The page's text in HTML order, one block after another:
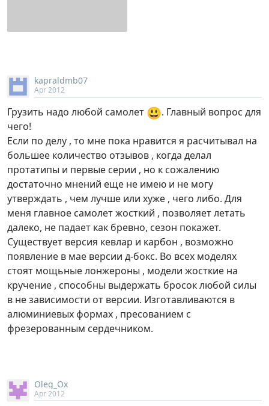
kapraldmb07
Apr 2012
Грузить надо любой самолет 😃. Главный вопрос для
чего!
Если по делу , то мне пока нравится я расчитывал на
большее количество отзывов , когда делал
протатипы и первые серии , но к сожалению
достаточно мнений еще не имею и не могу
утверждать , чем лучше или хуже , чего либо. Для
меня главное самолет жосткий , позволяет летать
далеко, не падает как бревно, сезон покажет.
Существует версия кевлар и карбон , возможно
появление в мае версии д-бокс. Во всех моделях
стоят мощьные лонжероны , модели жосткие на
кручение , способны выдержать бросок любой силы
в не зависимости от версии. Изготавливаются в
алюминиевых формах , пресованием с
фрезерованным сердечником.
Oleg_Ox
Apr 2012